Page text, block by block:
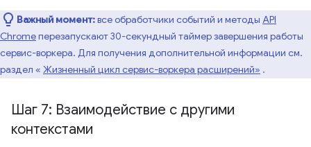
Важный момент:все обработчики событий и методы API
Chromeперезапускают 30-секундный таймер завершения работы
сервис-воркера. Для получения дополнительной информации см.
раздел « Жизненный цикл сервис-воркера расширений» .
Шаг 7: Взаимодействие с другими
контекстами